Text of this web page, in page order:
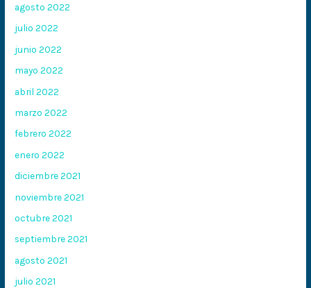
agosto 2022
julio 2022
junio 2022
mayo 2022
abril 2022
marzo 2022
febrero 2022
enero 2022
diciembre 2021
noviembre 2021
octubre 2021
septiembre 2021
agosto 2021
julio 2021